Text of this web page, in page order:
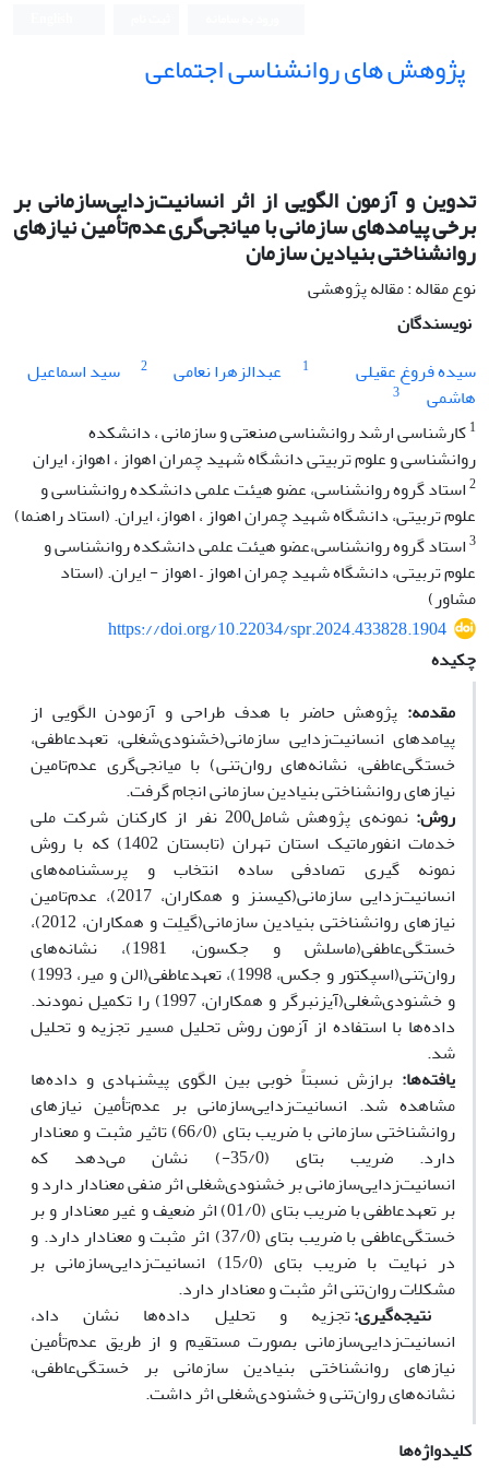
پژوهش های روانشناسی اجتماعی
تدوین و آزمون الگویی از اثر انسانیت‌زدایی‌سازمانی بر
برخی پیامدهای سازمانی با میانجی‌گری عدم‌تأمین نیاز‌های
روانشناختی بنیادین سازمان
نوع مقاله : مقاله پژوهشی
نویسندگان
سیده فروغ عقیلی
1 عبدالزهرا نعامی 2
سید اسماعیل
هاشمی
3
1کارشناسی ارشد روانشناسی صنعتی و سازمانی ، دانشکده
روانشناسی و علوم تربیتی دانشگاه شهید چمران اهواز ، اهواز، ایران
2استاد گروه روانشناسی، عضو هیئت علمی دانشکده روانشناسی و
علوم تربیتی، دانشگاه شهید چمران اهواز ، اهواز، ایران. (استاد راهنما)
3استاد گروه روانشناسی،عضو هیئت علمی دانشکده روانشناسی و
علوم تربیتی، دانشگاه شهید چمران اهواز – اهواز - ایران. (استاد
مشاور)
https://doi.org/10.22034/spr.2024.433828.1904
چکیده
مقدمه: پژوهش حاضر با هدف طراحی و آزمودن الگویی از
پیامدهای انسانیت‌زدایی سازمانی(خشنودی‌شغلی، تعهدعاطفی،
خستگی‌عاطفی، نشانه‌های روان‌تنی) با میانجی‌گری عدم‌تامین
نیاز‌های روانشناختی بنیادین سازمانی انجام گرفت.
روش:
نمونه‌ی پژوهش شامل200 نفر ‌از کارکنان شرکت ملی
خدمات انفورماتیک استان تهران‌ (تابستان 1402) که با‌ روش
نمونه گیری تصادفی ساده انتخاب و پرسشنامه‌های
انسانیت‌زدایی سازمانی(کیسنز و همکاران، 2017)، عدم‌تامین
نیاز‌های روانشناختی بنیادین سازمانی(گیلِت و همکاران، 2012)،
خستگی‌عاطفی(ماسلش و جکسون، 1981)، نشانه‌های
روان‌تنی(اسپکتور و جکس، 1998)، تعهد‌عاطفی(الن و میر، 1993)
و خشنودی‌شغلی(آیزنبرگر و همکاران، 1997) را تکمیل نمودند.
داده‌ها با استفاده از آزمون روش‌ تحلیل مسیر تجزیه و تحلیل
شد.
یافته‌ها: برازش نسبتاً خوبی بین الگوی پیشنهادی و داده‌ها
مشاهده شد. انسانیت‌زدایی‌سازمانی بر عدم‌تأمین نیاز‌های
روانشناختی سازمانی با ضریب بتای (66/0) تاثیر مثبت و معنادار
دارد. ضریب بتای (35/0-) نشان ‌می‌‌دهد که
انسانیت‌زدایی‌سازمانی بر خشنودی‌شغلی اثر منفی معنادار دارد و
بر تعهد‌عاطفی با ضریب بتای (01/0) اثر ضعیف و غیر معنادار و بر
خستگی‌عاطفی با ضریب بتای (37/0) اثر مثبت و معنادار دارد. و
در نهایت با ضریب بتای (15/0) انسانیت‌زدایی‌سازمانی بر
مشکلات روان‌تنی اثر مثبت و معنادار دارد.
نتیجه‌گیری:تجزیه ‌و‌ تحلیل داده‌ها نشان داد،
انسانیت‌زدایی‌سازمانی بصورت مستقیم و از طریق عدم‌تأمین
نیاز‌های‌ روانشناختی بنیادین سازمانی بر خستگی‌عاطفی،
نشانه‌های روان‌تنی و خشنودی‌شغلی اثر داشت.
کلیدواژه‌ها